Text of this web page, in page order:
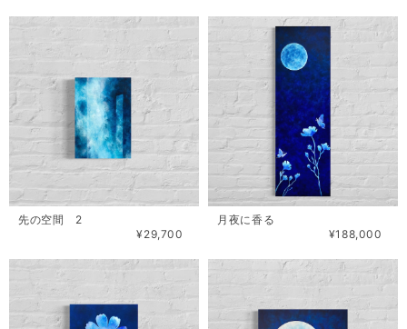
先の空間 2
¥29,700
月夜に香る
¥188,000